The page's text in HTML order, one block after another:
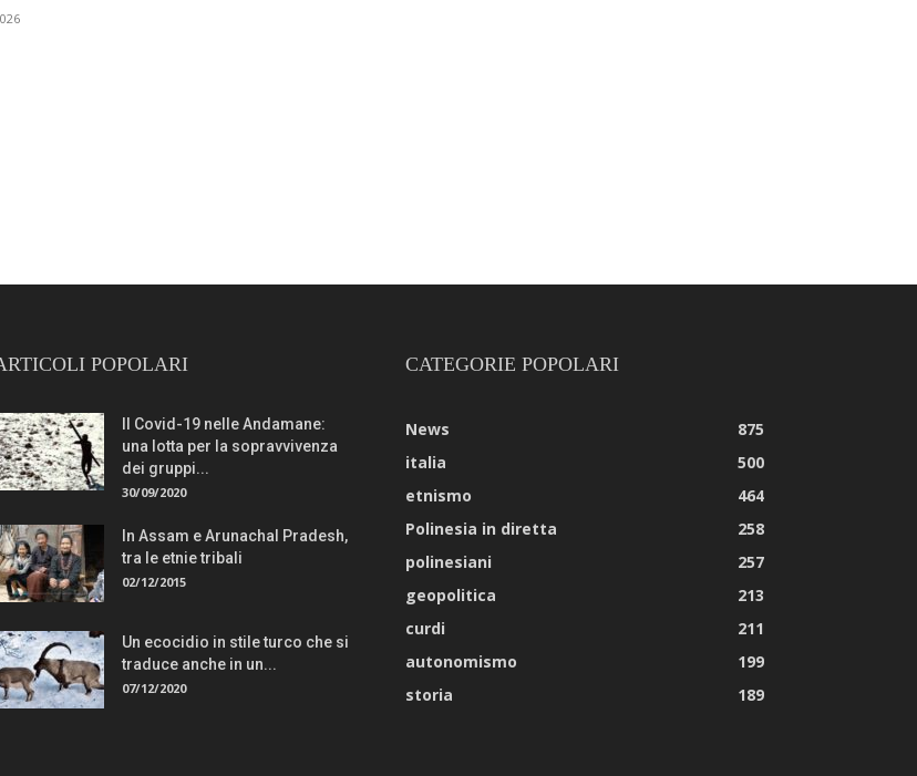
POPOLARI
Il Covid-19 nelle Andamane:
una lotta per la sopravvivenza
dei gruppi...
30/09/2020
In Assam e Arunachal Pradesh,
tra le etnie tribali
02/12/2015
Un ecocidio in stile turco che si
traduce anche in un...
07/12/2020
CATEGORIE POPOLARI
News
875
italia
500
etnismo
464
Polinesia in diretta
258
polinesiani
257
geopolitica
213
curdi
211
autonomismo
199
storia
189